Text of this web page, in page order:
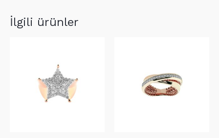
İlgili ürünler